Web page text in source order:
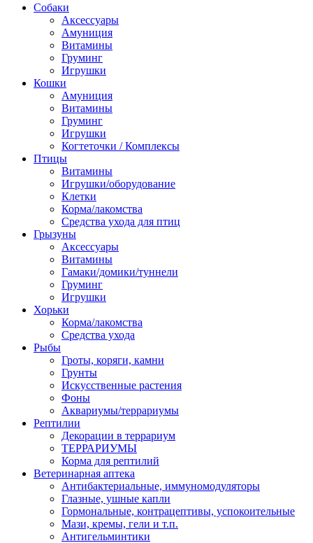
Собаки
Аксессуары
Амуниция
Витамины
Груминг
Игрушки
Кошки
Амуниция
Витамины
Груминг
Игрушки
Когтеточки / Комплексы
Птицы
Витамины
Игрушки/оборудование
Клетки
Корма/лакомства
Средства ухода для птиц
Грызуны
Аксессуары
Витамины
Гамаки/домики/туннели
Груминг
Игрушки
Хорьки
Корма/лакомства
Средства ухода
Рыбы
Гроты, коряги, камни
Грунты
Искусственные растения
Фоны
Аквариумы/террариумы
Рептилии
Декорации в террариум
ТЕРРАРИУМЫ
Корма для рептилий
Ветеринарная аптека
Антибактериальные, иммуномодуляторы
Глазные, ушные капли
Гормональные, контрацептивы, успокоительные
Мази, кремы, гели и т.п.
Антигельминтики